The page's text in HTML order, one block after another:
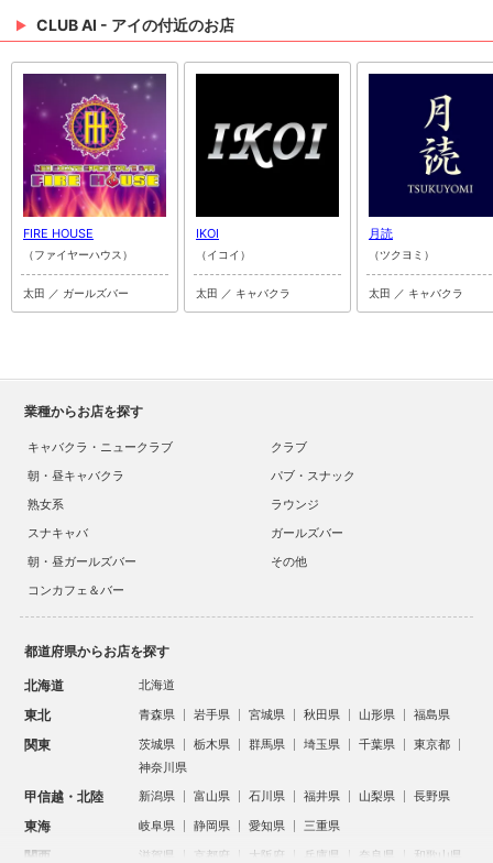
CLUB AI - アイの付近のお店
FIRE HOUSE
（ファイヤーハウス）
太田 ／ ガールズバー
IKOI
（イコイ）
太田 ／ キャバクラ
月読
（ツクヨミ）
太田 ／ キャバクラ
業種からお店を探す
キャバクラ・ニュークラブ
クラブ
朝・昼キャバクラ
パブ・スナック
熟女系
ラウンジ
スナキャバ
ガールズバー
朝・昼ガールズバー
その他
コンカフェ＆バー
都道府県からお店を探す
北海道 北海道
東北 青森県 岩手県 宮城県 秋田県 山形県 福島県
関東 茨城県 栃木県 群馬県 埼玉県 千葉県
東京都
神奈川県
甲信越・北陸 新潟県 富山県 石川県 福井県 山梨県 長野県
東海 岐阜県 静岡県 愛知県 三重県
関西 滋賀県 京都府 大阪府 兵庫県 奈良県 和歌山県